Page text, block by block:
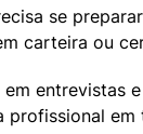
se
carteira ou
profissional